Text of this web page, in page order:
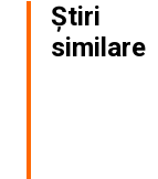
Știri
similare